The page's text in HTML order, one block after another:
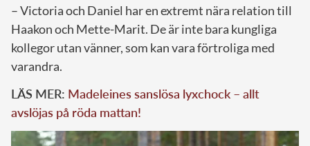
– Victoria och Daniel har en extremt nära relation till
Haakon och Mette-Marit. De är inte bara kungliga
kollegor utan vänner, som kan vara förtroliga med
varandra.
LÄS MER: Madeleines sanslösa lyxchock – allt
avslöjas på röda mattan!